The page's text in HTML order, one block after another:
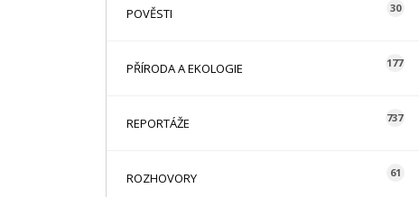
POVĚSTI 30
PŘÍRODA A EKOLOGIE 177
REPORTÁŽE 737
ROZHOVORY 61